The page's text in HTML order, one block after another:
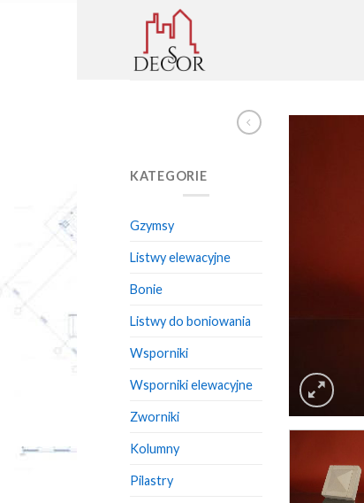
KATEGORIE
Gzymsy
Listwy elewacyjne
Bonie
Listwy do boniowania
Wsporniki
Wsporniki elewacyjne
Zworniki
Kolumny
Pilastry